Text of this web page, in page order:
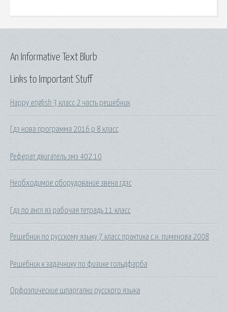
Links to Important Stuff
Happy english 3 класс 2 часть решебник
Гдз нова программа 2016 р 8 класс
Реферат двигатель змз 402.10
Необходимое оборудование звена гдзс
Гдз по англ яз рабочая тетрадь 11 класс
Решебник по русскому языку 7 класс практика с.н. пименова 2008
Решебник к задачнику по физике гольдфарба
Орфоэпические шпаргалки русского языка
An Informative Text Blurb